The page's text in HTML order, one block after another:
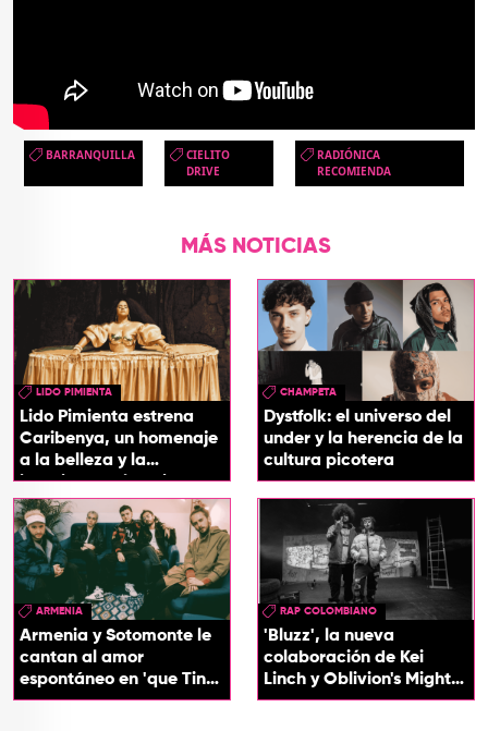
BARRANQUILLA
CIELITO
DRIVE
RADIÓNICA
RECOMIENDA
MÁS NOTICIAS
LIDO PIMIENTA
Lido Pimienta estrena
Caribenya, un homenaje
a la belleza y la
identidad del Caribe
CHAMPETA
Dystfolk: el universo del
under y la herencia de la
cultura picotera
ARMENIA
Armenia y Sotomonte le
cantan al amor
espontáneo en 'que Tin
que Tan'
RAP COLOMBIANO
'Bluzz', la nueva
colaboración de Kei
Linch y Oblivion's Mighty
Trash